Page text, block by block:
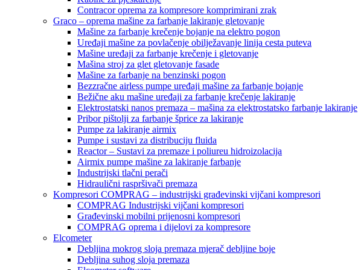
Contracor oprema za kompresore komprimirani zrak
Graco – oprema mašine za farbanje lakiranje gletovanje
Mašine za farbanje krečenje bojanje na elektro pogon
Uređaji mašine za povlačenje obilježavanje linija cesta puteva
Mašine uređaji za farbanje krečenje i gletovanje
Mašina stroj za glet gletovanje fasade
Mašine za farbanje na benzinski pogon
Bezzračne airless pumpe uređaji mašine za farbanje bojanje
Bežične aku mašine uređaji za farbanje krečenje lakiranje
Elektrostatski nanos premaza – mašina za elektrostatsko farbanje lakiranje
Pribor pištolji za farbanje šprice za lakiranje
Pumpe za lakiranje airmix
Pumpe i sustavi za distribuciju fluida
Reactor – Sustavi za premaze i poliureu hidroizolacija
Airmix pumpe mašine za lakiranje farbanje
Industrijski tlačni perači
Hidraulični raspršivači premaza
Kompresori COMPRAG – industrijski građevinski vijčani kompresori
COMPRAG Industrijski vijčani kompresori
Građevinski mobilni prijenosni kompresori
COMPRAG oprema i dijelovi za kompresore
Elcometer
Debljina mokrog sloja premaza mjerač debljine boje
Debljina suhog sloja premaza